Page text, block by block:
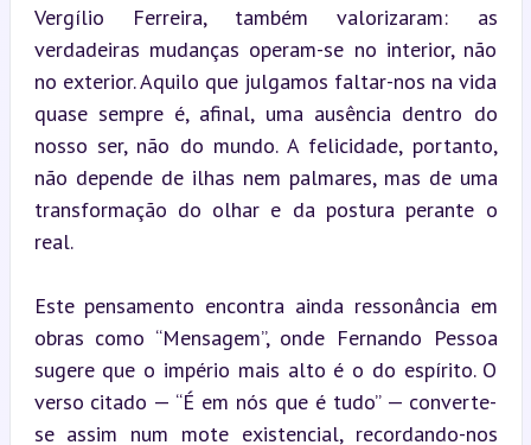
Vergílio Ferreira, também valorizaram: as
verdadeiras mudanças operam-se no interior, não
no exterior. Aquilo que julgamos faltar-nos na vida
quase sempre é, afinal, uma ausência dentro do
nosso ser, não do mundo. A felicidade, portanto,
não depende de ilhas nem palmares, mas de uma
transformação do olhar e da postura perante o
real.
Este pensamento encontra ainda ressonância em
obras como “Mensagem”, onde Fernando Pessoa
sugere que o império mais alto é o do espírito. O
verso citado — “É em nós que é tudo” — converte-
se assim num mote existencial, recordando-nos